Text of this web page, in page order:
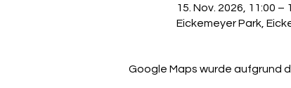
15. Nov. 2026, 11:00 –
Eickemeyer Park,
Google Maps wurde aufgrund